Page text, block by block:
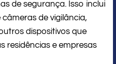
de segurança. Isso inclui
de vigilância,
dispositivos que
residências e empresas